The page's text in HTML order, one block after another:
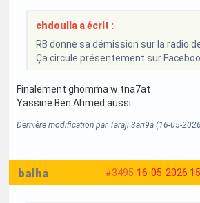
chdoulla a écrit :
RB donne sa démission sur la radio
Ça circule présentement sur
Finalement ghomma w tna7at
Yassine Ben Ahmed aussi …
Dernière modification par Taraji 3ari9a (16-05-
#3495 16-05-2026
balha